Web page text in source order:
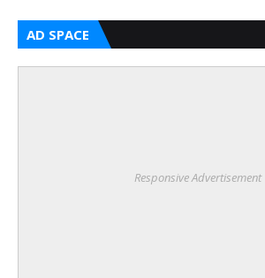
AD SPACE
Responsive Advertisement